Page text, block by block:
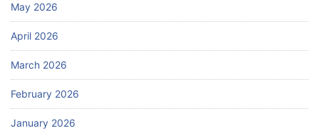
May 2026
April 2026
March 2026
February 2026
January 2026